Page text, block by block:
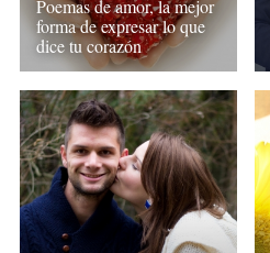
Poemas de amor, la mejor
forma de expresar lo que
dice tu corazón